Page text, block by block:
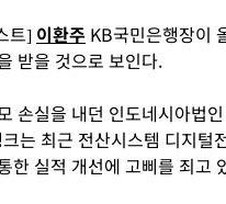
트] 이환주 KB국민은행장이
받을 것으로 보인다.
손실을 내던 인도네시아법
는 최근 전산시스템 디지털
한 실적 개선에 고삐를 죄고